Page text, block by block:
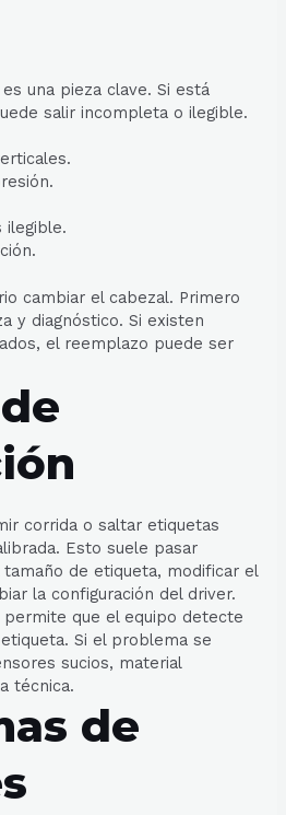
una pieza clave. Si está
salir incompleta o ilegible.
ilegible.
cambiar el cabezal. Primero
y diagnóstico. Si existen
el reemplazo puede ser
corrida o saltar etiquetas
Esto suele pasar
de etiqueta, modificar el
la configuración del driver.
que el equipo detecte
Si el problema se
sucios, material
técnica.
de